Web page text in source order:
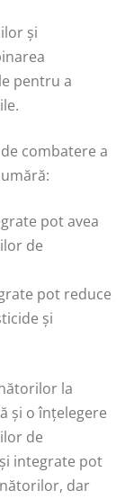
și
pentru a
combatere a
pot avea
de
pot reduce
și
la
și o înțelegere
de
integrate pot
dar